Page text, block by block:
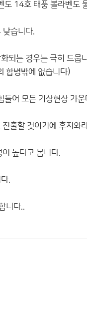
14호 태풍 볼라벤도
낮습니다.
되는 경우는 극히 드
합병밖에 없습니다)
어 모든 기상현상 가
출할 것이기에 후지와
높다고 봅니다.
.
니다..